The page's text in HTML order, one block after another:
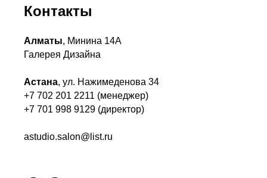
Контакты
Алматы, Минина 14А
Галерея Дизайна
Астана, ул. Нажимеденова 34
+7 702 201 2211 (менеджер)
+7 701 998 9129 (директор)
astudio.salon@list.ru